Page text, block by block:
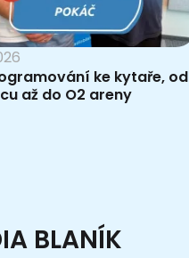
ke kytaře, od
až do O2 areny
BLANÍK